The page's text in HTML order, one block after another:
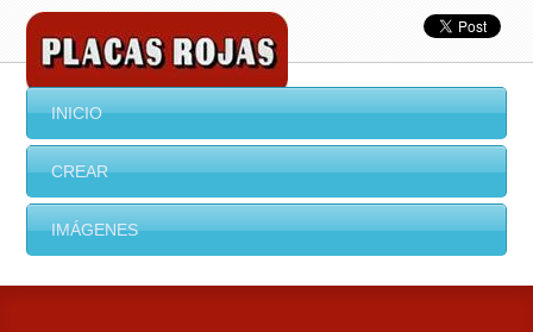
INICIO
CREAR
IMÁGENES